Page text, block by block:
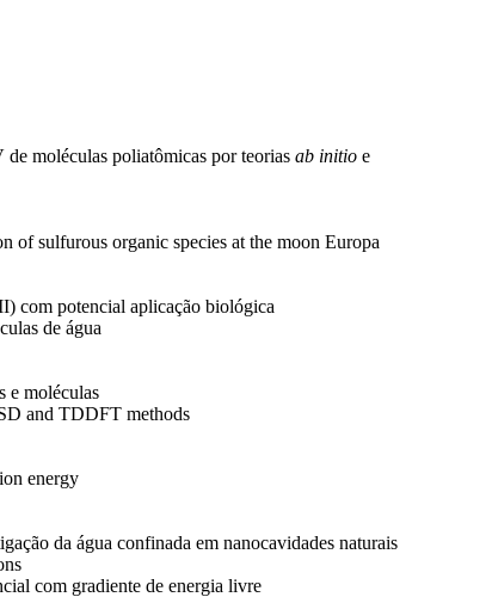
moléculas poliatômicas por teorias ab initio e
sulfurous organic species at the moon Europa
com potencial aplicação biológica
de água
e moléculas
and TDDFT methods
energy
da água confinada em nanocavidades naturais
com gradiente de energia livre